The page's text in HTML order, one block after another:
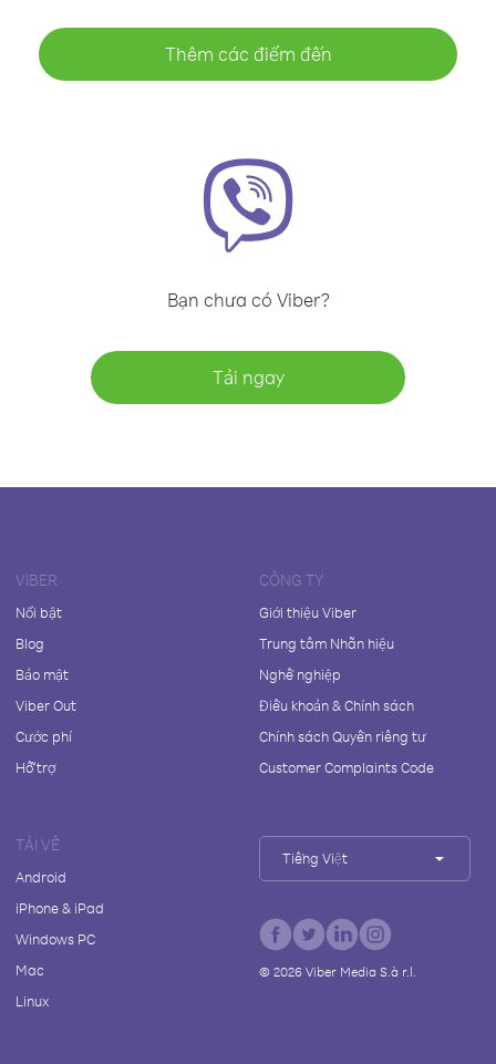
Thêm các điểm đến
Bạn chưa có Viber?
Tải ngay
VIBER
Nổi bật
Blog
Bảo mật
Viber Out
Cước phí
Hỗ trợ
CÔNG TY
Giới thiệu Viber
Trung tâm Nhãn hiệu
Nghề nghiệp
Điều khoản & Chính sách
Chính sách Quyền riêng tư
Customer Complaints Code
TẢI VỀ
Android
iPhone & iPad
Windows PC
Mac
Linux
Tiếng Việt
© 2026Viber Media S.à r.l.